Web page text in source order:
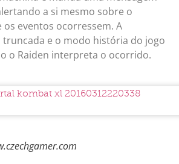
a si mesmo sobre o
eventos ocorressem. A
truncada e o modo história do jogo
o Raiden interpreta o ocorrido.